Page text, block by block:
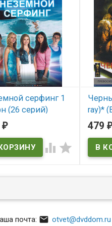
серфинг 1
(26 серий)
₽
 
ray)*
В
Black
479
почта:  otvet@dvddom.ru